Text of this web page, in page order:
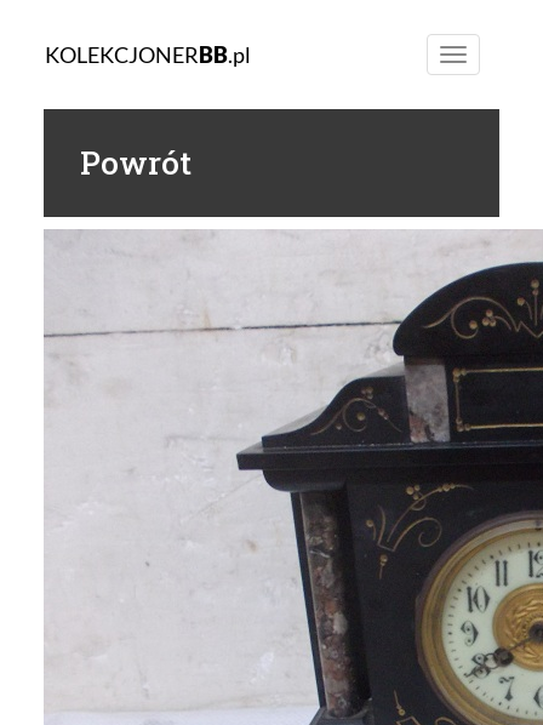
Toggle
navigation
KOLEKCJONERBB.pl
Powrót